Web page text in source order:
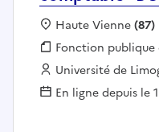
Localisation :
Haute Vienne(87)
Fonction publique
Fonction
Employeur :
Université de
En ligne depuis le